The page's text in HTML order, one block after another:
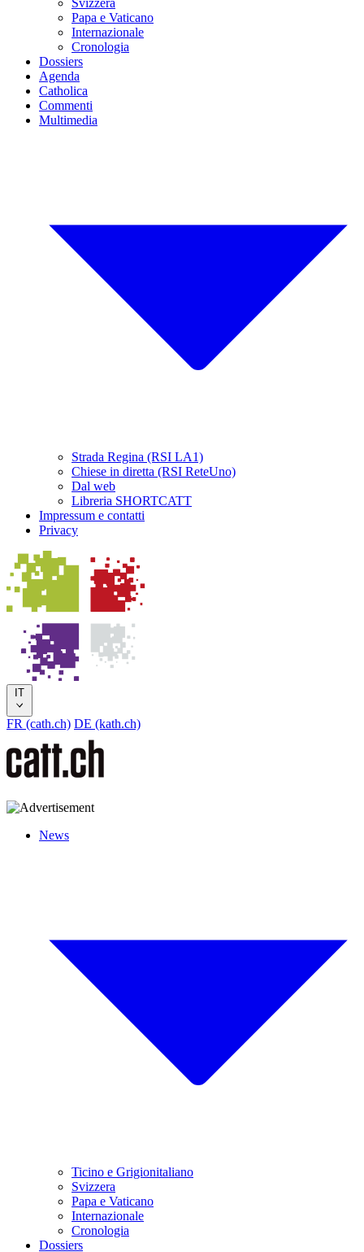
Svizzera
Papa e Vaticano
Internazionale
Cronologia
Dossiers
Agenda
Catholica
Commenti
Multimedia
Strada Regina (RSI LA1)
Chiese in diretta (RSI ReteUno)
Dal web
Libreria SHORTCATT
Impressum e contatti
Privacy
IT
FR (cath.ch) DE (kath.ch)
News
Ticino e Grigionitaliano
Svizzera
Papa e Vaticano
Internazionale
Cronologia
Dossiers